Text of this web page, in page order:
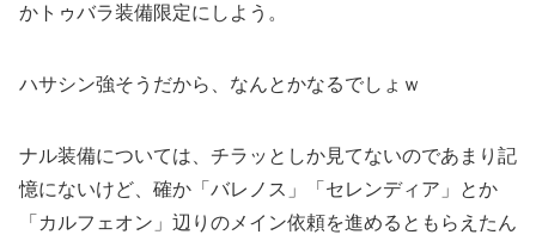
かトゥバラ装備限定にしよう。
ハサシン強そうだから、なんとかなるでしょｗ
ナル装備については、チラッとしか見てないのであまり記
憶にないけど、確か「バレノス」「セレンディア」とか
「カルフェオン」辺りのメイン依頼を進めるともらえたん